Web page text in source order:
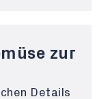
zur
Details